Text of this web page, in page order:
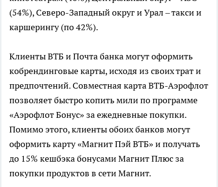
(54%), Северо-Западный округ и Урал – такси и
каршерингу (по 42%).
Клиенты ВТБ и Почта банка могут оформить
кобрендинговые карты, исходя из своих трат и
предпочтений. Совместная карта ВТБ-Аэрофлот
позволяет быстро копить мили по программе
«Аэрофлот Бонус» за ежедневные покупки.
Помимо этого, клиенты обоих банков могут
оформить карту «Магнит Пэй ВТБ» и получать
до 15% кешбэка бонусами Магнит Плюс за
покупки продуктов в сети Магнит.